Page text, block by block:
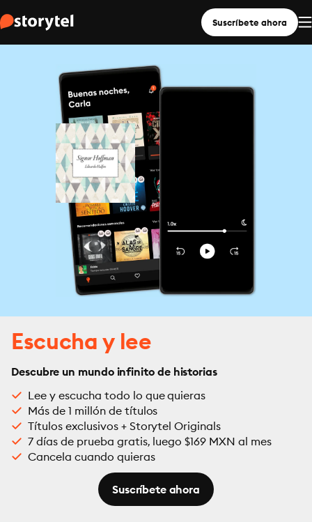
Suscríbete ahora
Escucha y lee
Descubre un mundo infinito de historias
Lee y escucha todo lo que quieras
Más de 1 millón de títulos
Títulos exclusivos + Storytel Originals
7 días de prueba gratis, luego $169 MXN al mes
Cancela cuando quieras
Suscríbete ahora